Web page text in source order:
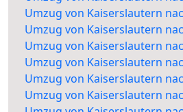
Umzug von Kaiserslautern
Umzug von Kaiserslautern
Umzug von Kaiserslautern
Umzug von Kaiserslautern
Umzug von Kaiserslautern
Umzug von Kaiserslautern